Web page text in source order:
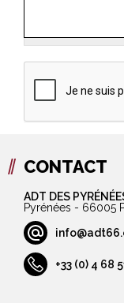
CONTACT
ADT DES
Pyrénées - 66005
+33 (0) 4 68